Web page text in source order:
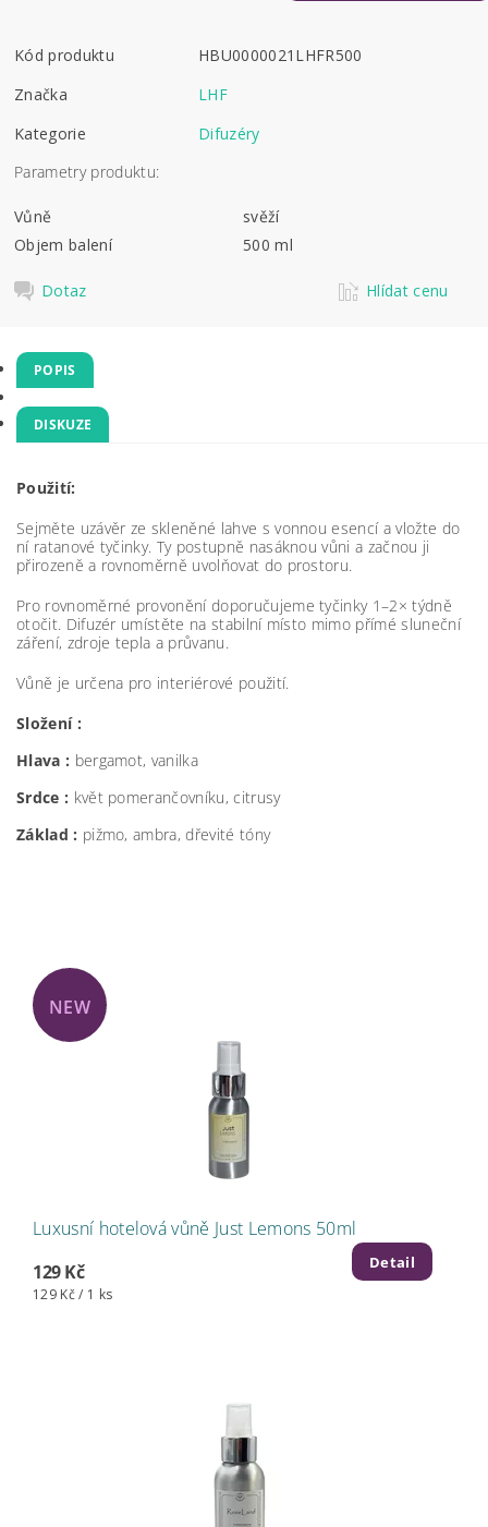
Kód produktu
HBU0000021LHFR500
Značka
LHF
Kategorie
Difuzéry
Parametry produktu:
Vůně
svěží
Objem balení
500 ml
Dotaz Hlídat cenu
POPIS
DISKUZE
Použití:
Sejměte uzávěr ze skleněné lahve s vonnou esencí a vložte do
ní ratanové tyčinky. Ty postupně nasáknou vůni a začnou ji
přirozeně a rovnoměrně uvolňovat do prostoru.
Pro rovnoměrné provonění doporučujeme tyčinky 1–2× týdně
otočit. Difuzér umístěte na stabilní místo mimo přímé sluneční
záření, zdroje tepla a průvanu.
Vůně je určena pro interiérové použití.
Složení :
Hlava : bergamot, vanilka
Srdce : květ pomerančovníku, citrusy
Základ : pižmo, ambra, dřevité tóny
NEW
Luxusní hotelová vůně Just Lemons 50ml
129 Kč
129 Kč / 1 ks
Detail